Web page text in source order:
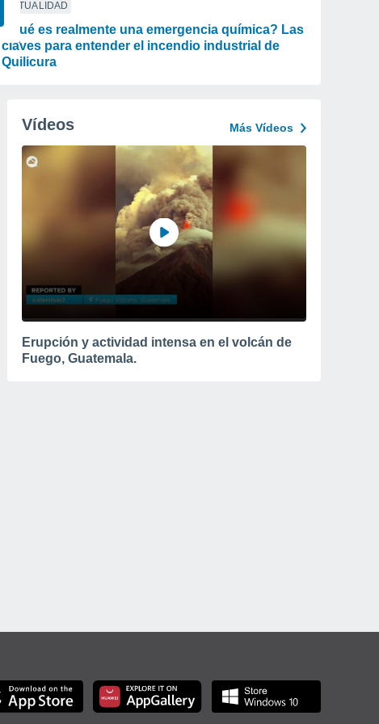
ACTUALIDAD
¿Qué es realmente una emergencia química? Las
claves para entender el incendio industrial de
Quilicura
Vídeos Más Vídeos
Erupción y actividad intensa en el volcán de
Fuego, Guatemala.